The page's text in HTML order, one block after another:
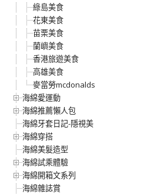
綠島美食
花東美食
苗栗美食
蘭嶼美食
香港旅遊美食
高雄美食
麥當勞mcdonalds
海綿愛運動
海綿推薦懶人包
海綿牙套日記-隱視美
海綿穿搭
海綿美髮造型
海綿試乘體驗
海綿開箱文系列
海綿雜誌賞